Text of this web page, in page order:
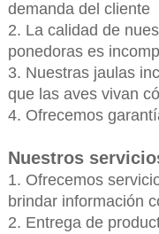
demanda del cliente
2. La calidad de
ponedoras es
3. Nuestras jaulas
que las aves vivan
4. Ofrecemos
Nuestros
1. Ofrecemos
brindar información
2. Entrega de